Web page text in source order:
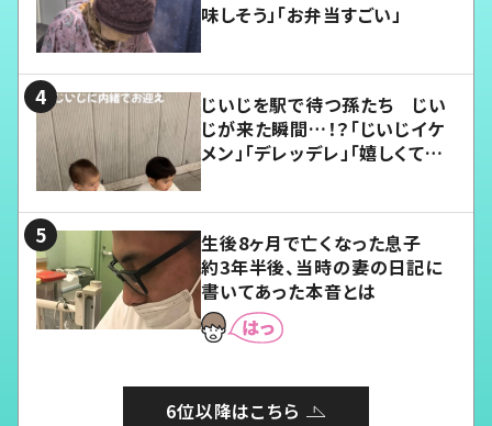
味しそう」「お弁当すごい」
じいじを駅で待つ孫たち じい
じが来た瞬間…！？「じいじイケ
メン」「デレッデレ」「嬉しくて可
生後8ヶ月で亡くなった息子
約3年半後、当時の妻の日記に
書いてあった本音とは
6位以降はこちら